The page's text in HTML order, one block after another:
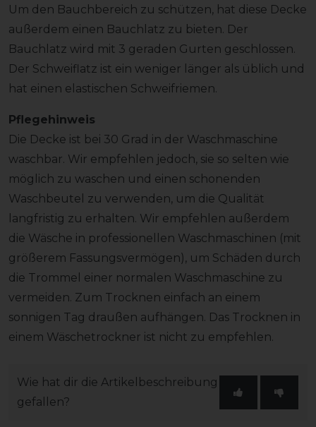
Um den Bauchbereich zu schützen, hat diese Decke
außerdem einen Bauchlatz zu bieten. Der
Bauchlatz wird mit 3 geraden Gurten geschlossen.
Der Schweiflatz ist ein weniger länger als üblich und
hat einen elastischen Schweifriemen.
Pflegehinweis
Die Decke ist bei 30 Grad in der Waschmaschine
waschbar. Wir empfehlen jedoch, sie so selten wie
möglich zu waschen und einen schonenden
Waschbeutel zu verwenden, um die Qualität
langfristig zu erhalten. Wir empfehlen außerdem
die Wäsche in professionellen Waschmaschinen (mit
größerem Fassungsvermögen), um Schäden durch
die Trommel einer normalen Waschmaschine zu
vermeiden. Zum Trocknen einfach an einem
sonnigen Tag draußen aufhängen. Das Trocknen in
einem Wäschetrockner ist nicht zu empfehlen.
Wie hat dir die Artikelbeschreibung
gefallen?